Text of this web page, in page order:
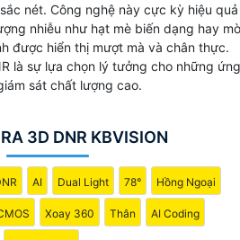
nét. Công nghệ này cực kỳ hiệu quả
nhiễu như hạt mè biến dạng hay mờ
được hiển thị mượt mà và chân thực.
là sự lựa chọn lý tưởng cho những ứng
sát chất lượng cao.
3D DNR KBVISION
AI Dual Light 78° Hồng Ngoại
Xoay 360 Thân AI Coding